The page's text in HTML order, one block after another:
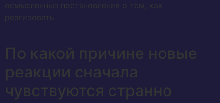
осмысленные постановления о том, как
реагировать.
По какой причине новые
реакции сначала
чувствуются странно